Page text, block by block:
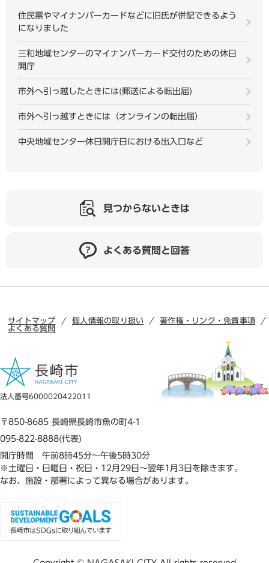
住民票やマイナンバーカードなどに旧氏が併記できるよう
になりました
三和地域センターのマイナンバーカード交付のための休日
開庁
市外へ引っ越したときには(郵送による転出届)
市外へ引っ越すときには（オンラインの転出届）
中央地域センター休日開庁日における出入口など
見つからないときは
よくある質問と回答
サイトマップ 個人情報の取り扱い
著作権・リンク・免責事項
よくある質問
法人番号6000020422011
〒850-8685 長崎県長崎市魚の町4-1
095-822-8888(代表)
開庁時間 午前8時45分～午後5時30分
※土曜日・日曜日・祝日・12月29日～翌年1月3日を除きます。
なお、施設・部署によって異なる場合があります。